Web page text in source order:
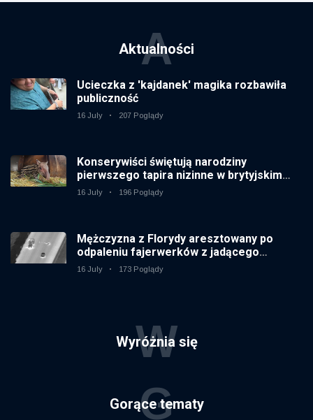
Aktualności
A
Ucieczka z 'kajdanek' magika rozbawiła
publiczność
16 July 207 Poglądy
Konserywiści świętują narodziny
pierwszego tapira nizinne w brytyjskim
zoo od 14 lat
16 July 196 Poglądy
Mężczyzna z Florydy aresztowany po
odpaleniu fajerwerków z jadącego
samochodu
16 July 173 Poglądy
Wyróżnia się
W
Gorące tematy
G